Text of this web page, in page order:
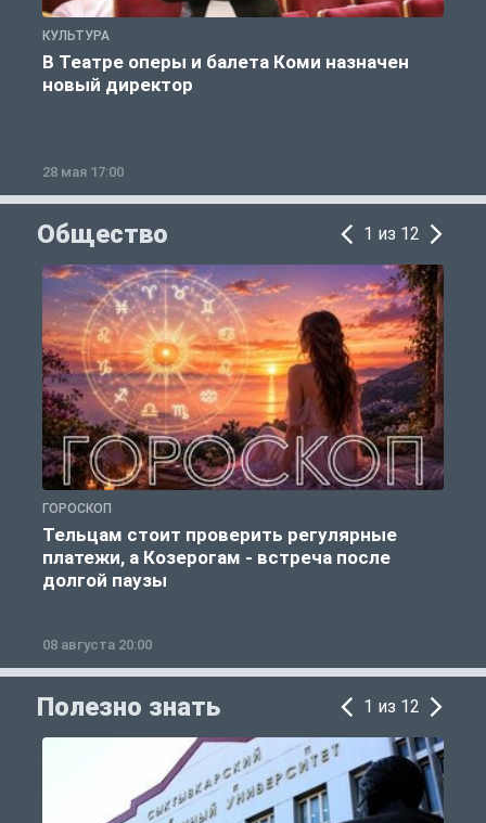
КУЛЬТУРА
В Театре оперы и балета Коми назначен
новый директор
28 мая 17:00
Общество 1 из 12
ГОРОСКОП
Тельцам стоит проверить регулярные
платежи, а Козерогам - встреча после
долгой паузы
08 августа 20:00
Полезно знать 1 из 12